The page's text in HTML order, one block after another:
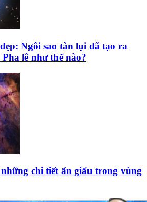
Ngôi sao tàn lụi đã tạo ra
lê như thế nào?
những chi tiết ẩn giấu trong vùng